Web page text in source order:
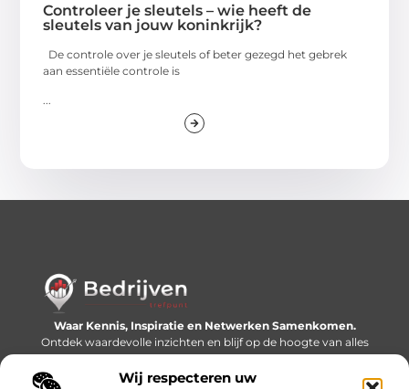
Wij respecteren uw
Controleer je sleutels – wie heeft de
sleutels van jouw koninkrijk?
De controle over je sleutels of beter gezegd het gebrek
aan essentiële controle is
...
Waar Kennis, Inspiratie en Netwerken Samenkomen.
Ontdek waardevolle inzichten en blijf op de hoogte van alles
wat er speelt in de wereld.